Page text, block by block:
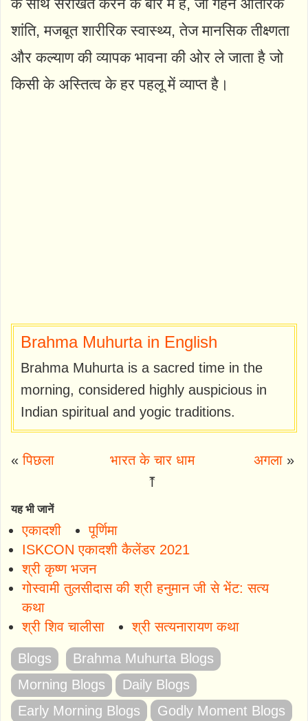
के साथ संरेखित करने के बारे में है, जो गहन आंतरिक
शांति, मजबूत शारीरिक स्वास्थ्य, तेज मानसिक तीक्ष्णता
और कल्याण की व्यापक भावना की ओर ले जाता है जो
किसी के अस्तित्व के हर पहलू में व्याप्त है।
Brahma Muhurta in English
Brahma Muhurta is a sacred time in the
morning, considered highly auspicious in
Indian spiritual and yogic traditions.
«पिछला
भारत के चार धाम
⤒
अगला»
यह भी जानें
एकादशी
पूर्णिमा
ISKCON एकादशी कैलेंडर 2021
श्री कृष्ण भजन
गोस्वामी तुलसीदास की श्री हनुमान जी से भेंट: सत्य
कथा
श्री शिव चालीसा
श्री सत्यनारायण कथा
Blogs
Brahma Muhurta Blogs
Morning Blogs
Daily Blogs
Early Morning Blogs
Godly Moment Blogs